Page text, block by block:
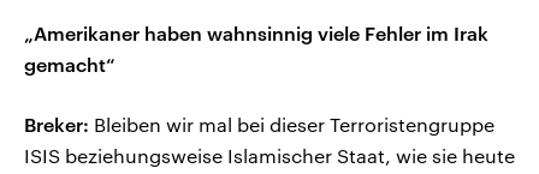
„Amerikaner haben wahnsinnig viele Fehler im Irak
gemacht“
Breker: Bleiben wir mal bei dieser Terroristengruppe
ISIS beziehungsweise Islamischer Staat, wie sie heute